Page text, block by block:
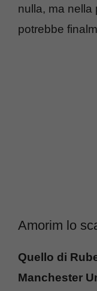
nulla, ma nella
potrebbe
Amorim lo
Quello di
Manchester